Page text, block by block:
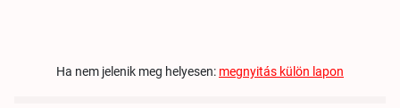
Ha nem jelenik meg helyesen: megnyitás külön lapon